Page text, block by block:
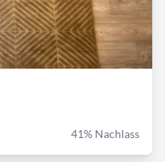
41% Nachlass